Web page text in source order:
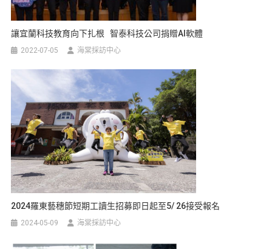
讓宜蘭科技教育向下扎根 智泰科技公司捐贈AI軟體
2022-07-05 海棠採訪中心
2024羅東藝穗節短期工讀生招募即日起至5/ 26接受報名
2024-05-09 海棠採訪中心